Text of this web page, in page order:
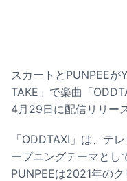
スカートとPUNPEEが
TAKE」で楽曲「
4月29日に配信リリー
「ODDTAXI」は、テ
ープニングテーマとし
PUNPEEは2021年の